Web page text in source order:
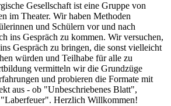
Gesellschaft ist eine Gruppe von
im Theater. Wir haben Methoden
und Schülern vor und nach
ins Gespräch zu kommen. Wir versuchen,
Gespräch zu bringen, die sonst vielleicht
würden und Teilhabe für alle zu
vermitteln wir die Grundzüge
und probieren die Formate mit
aus - ob "Unbeschriebenes Blatt",
Herzlich Willkommen!